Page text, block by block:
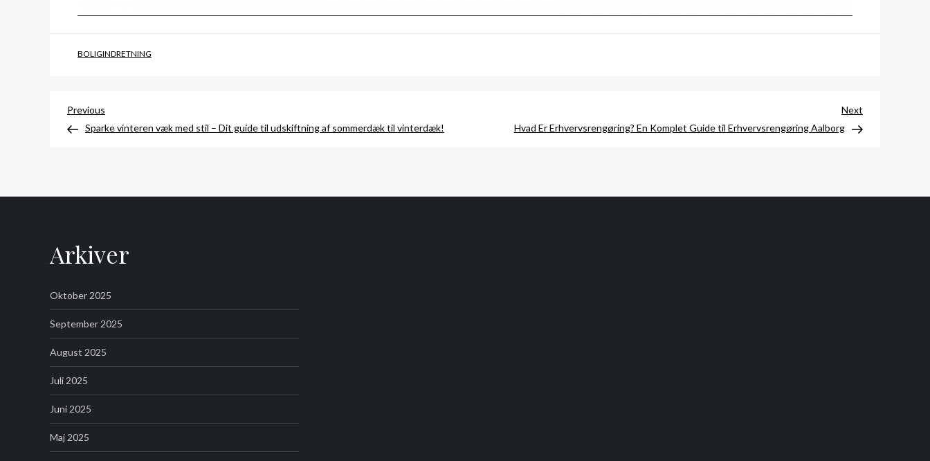
BOLIGINDRETNING
Indlægsnavigation
Previous
Post
Previous
Sparke vinteren væk med stil – Dit guide til udskiftning af sommerdæk til vinterdæk!
Post
Next
Hvad Er Erhvervsrengøring? En Komplet Guide til Erhvervsrengøring Aalborg
Arkiver
Oktober 2025
September 2025
August 2025
Juli 2025
Juni 2025
Maj 2025